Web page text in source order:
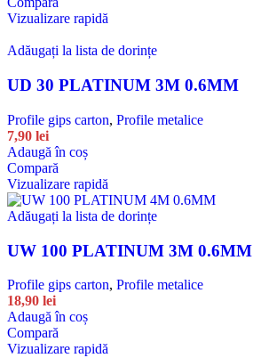
Vizualizare rapidă
Adăugați la lista de dorințe
UD 30 PLATINUM 3M 0.6MM
Profile gips carton, Profile metalice
7,90 lei
Adaugă în coș
Compară
Vizualizare rapidă
Adăugați la lista de dorințe
UW 100 PLATINUM 3M 0.6MM
Profile gips carton, Profile metalice
18,90 lei
Adaugă în coș
Compară
Vizualizare rapidă